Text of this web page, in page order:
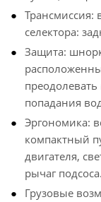
Трансмиссия:
селектора:
Защита:
попадания
Эргономика:
компактный
двигателя,
рычаг подсоса.
Грузовые